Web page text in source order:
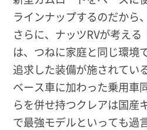
ラインナップするのだから
さらに、ナッツRVが考え
は、つねに家庭と同じ環境
追求した装備が施されてい
ベース車に加わった乗用車
らを併せ持つクレアは国産
で最強モデルといっても過